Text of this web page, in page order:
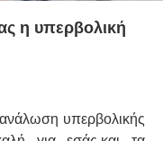
η υπερβολική
υπερβολικής